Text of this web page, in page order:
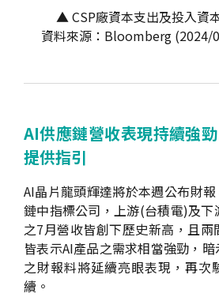
▲ CSP廠資本支出及投入資
資料來源：Bloomberg (2024/
AI供應鏈營收表現持續強
提供指引
AI晶片龍頭輝達將於本週公布財
鏈中指標公司，上游(台積電)及
之7月營收皆創下歷史新高，且
皆表示AI產品之需求相當強勁，
之財報料將延續亮眼表現，再次
續。